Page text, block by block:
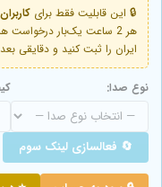
🔒 این قابلیت فقط برای
ایران را ثبت کنید و دقایقی
نوع صدا:
🔄 فعالسازی لینک سوم